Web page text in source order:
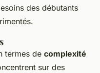
des débutants
termes de complexité
sur des